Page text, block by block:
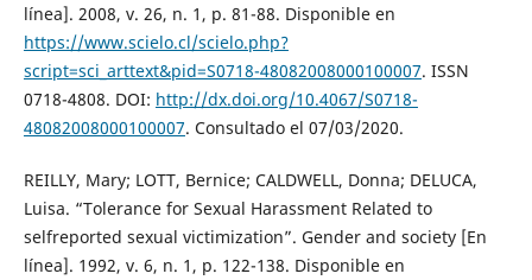
línea]. 2008, v. 26, n. 1, p. 81-88. Disponible en
https://www.scielo.cl/scielo.php?
script=sci_arttext&pid=S0718-48082008000100007. ISSN
0718-4808. DOI: http://dx.doi.org/10.4067/S0718-
48082008000100007. Consultado el 07/03/2020.
REILLY, Mary; LOTT, Bernice; CALDWELL, Donna; DELUCA,
Luisa. “Tolerance for Sexual Harassment Related to
selfreported sexual victimization”. Gender and society [En
línea]. 1992, v. 6, n. 1, p. 122-138. Disponible en